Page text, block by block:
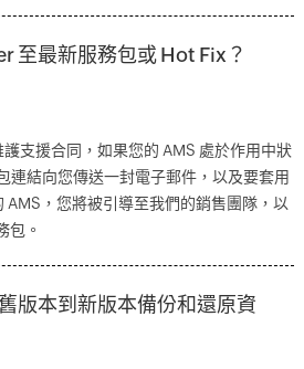
至最新服務包或 Hot Fix？
支援合同，如果您的 AMS 處於作用中狀
連結向您傳送一封電子郵件，以及要套用
AMS，您將被引導至我們的銷售團隊，以
包。
版本到新版本備份和還原資